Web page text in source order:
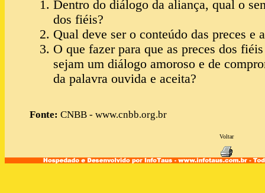
Dentro do diálogo da aliança, qual o
dos fiéis?
Qual deve ser o conteúdo das preces e
O que fazer para que as preces dos
sejam um diálogo amoroso e de
da palavra ouvida e aceita?
Fonte: CNBB - www.cnbb.org.br
Voltar